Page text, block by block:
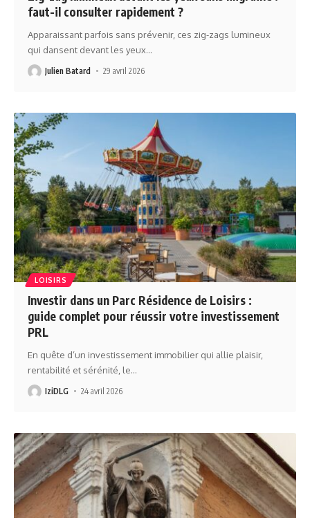
faut-il consulter rapidement ?
Apparaissant parfois sans prévenir, ces zig-zags lumineux
qui dansent devant les yeux…
Julien Batard 29 avril 2026
LOISIRS
Investir dans un Parc Résidence de Loisirs :
guide complet pour réussir votre investissement
PRL
En quête d’un investissement immobilier qui allie plaisir,
rentabilité et sérénité, le…
IziDLG 24 avril 2026